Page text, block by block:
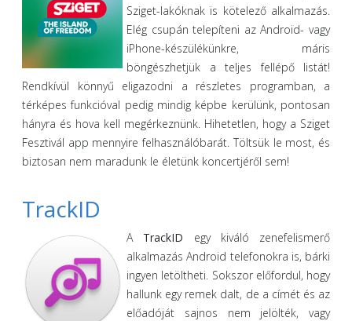
Sziget-lakóknak is kötelező alkalmazás.
Elég csupán telepíteni az Android- vagy
iPhone-készülékünkre, máris
böngészhetjük a teljes fellépő listát!
Rendkívül könnyű eligazodni a részletes programban, a
térképes funkcióval pedig mindig képbe kerülünk, pontosan
hányra és hova kell megérkeznünk. Hihetetlen, hogy a Sziget
Fesztivál app mennyire felhasználóbarát. Töltsük le most, és
biztosan nem maradunk le életünk koncertjéről sem!
TrackID
A TrackID egy kiváló zenefelismerő
alkalmazás Android telefonokra is, bárki
ingyen letöltheti. Sokszor előfordul, hogy
hallunk egy remek dalt, de a címét és az
előadóját sajnos nem jelölték, vagy